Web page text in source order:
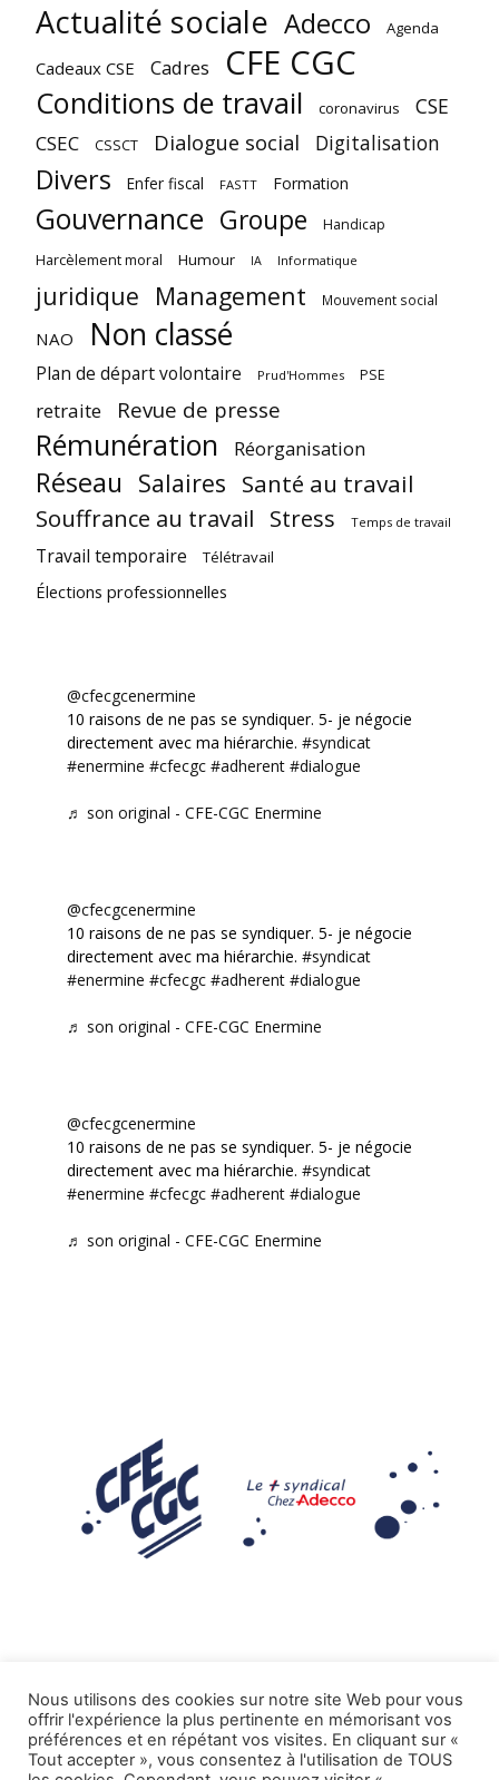
Actualité sociale Adecco Agenda
Cadeaux CSE Cadres CFE CGC
Conditions de travail coronavirus CSE
CSEC CSSCT Dialogue social Digitalisation
Divers Enfer fiscal FASTT Formation
Gouvernance Groupe Handicap
Harcèlement moral Humour IA Informatique
juridique Management Mouvement social
NAO Non classé
Plan de départ volontaire Prud'Hommes PSE
retraite Revue de presse
Rémunération Réorganisation
Réseau Salaires Santé au travail
Souffrance au travail Stress Temps de travail
Travail temporaire Télétravail
Élections professionnelles
@cfecgcenermine
10 raisons de ne pas se syndiquer. 5- je négocie
directement avec ma hiérarchie. #syndicat
#enermine #cfecgc #adherent #dialogue
♬ son original - CFE-CGC Enermine
@cfecgcenermine
10 raisons de ne pas se syndiquer. 5- je négocie
directement avec ma hiérarchie. #syndicat
#enermine #cfecgc #adherent #dialogue
♬ son original - CFE-CGC Enermine
@cfecgcenermine
10 raisons de ne pas se syndiquer. 5- je négocie
directement avec ma hiérarchie. #syndicat
#enermine #cfecgc #adherent #dialogue
♬ son original - CFE-CGC Enermine
Mentions légales
Tous droits réservés CFE-CGC ADECCO.
Nous utilisons des cookies sur notre site Web pour vous
offrir l'expérience la plus pertinente en mémorisant vos
préférences et en répétant vos visites. En cliquant sur «
Tout accepter », vous consentez à l'utilisation de TOUS